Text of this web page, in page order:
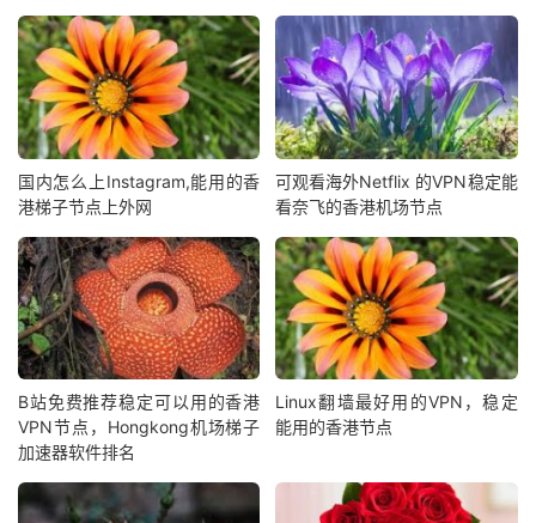
国内怎么上Instagram,能用的香
港梯子节点上外网
可观看海外Netflix 的VPN稳定能
看奈飞的香港机场节点
B站免费推荐稳定可以用的香港
VPN节点，Hongkong机场梯子
加速器软件排名
Linux翻墙最好用的VPN，稳定
能用的香港节点